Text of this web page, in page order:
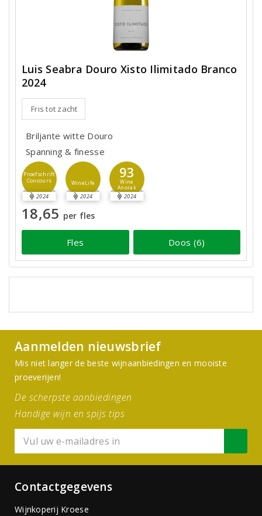
Luis Seabra Douro Xisto Ilimitado Branco
2024
Fris tot zacht
Briljante witte Douro
Spanning & finesse
Proefschrift
Concours
2024
WineLife
2024
93
Wine
Anorak
2024
18,65 per fles
Fles Doos (6)
Aanmelden nieuwsbrief
Mis niet langer de beste wijnaanbiedingen en mooiste
proeverijen!
De scherpste aanbiedingen
Handige wijn en spijs tips
Contactgegevens
Wijnkoperij Kroese